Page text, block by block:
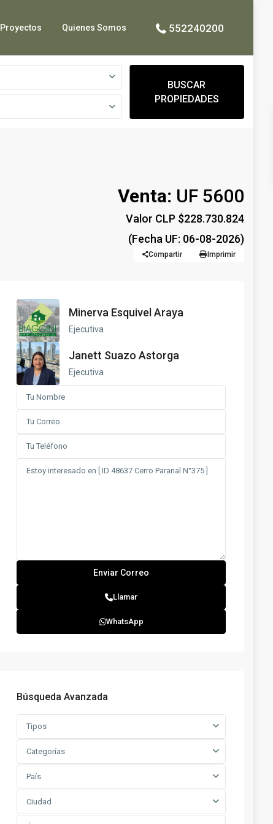
Proyectos Quienes Somos 552240200
BUSCAR
PROPIEDADES
Venta: UF 5600
Valor CLP $228.730.824
(Fecha UF: 06-08-2026)
Compartir Imprimir
Minerva Esquivel Araya
Ejecutiva
Janett Suazo Astorga
Ejecutiva
Llamar
WhatsApp
Búsqueda Avanzada
Tipos
Categorías
País
Ciudad